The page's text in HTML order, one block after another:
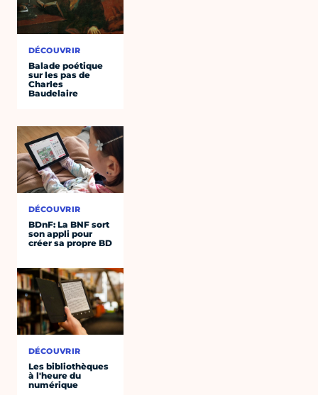
DÉCOUVRIR
Balade poétique
sur les pas de
Charles
Baudelaire
DÉCOUVRIR
BDnF: La BNF sort
son appli pour
créer sa propre BD
DÉCOUVRIR
Les bibliothèques
à l'heure du
numérique